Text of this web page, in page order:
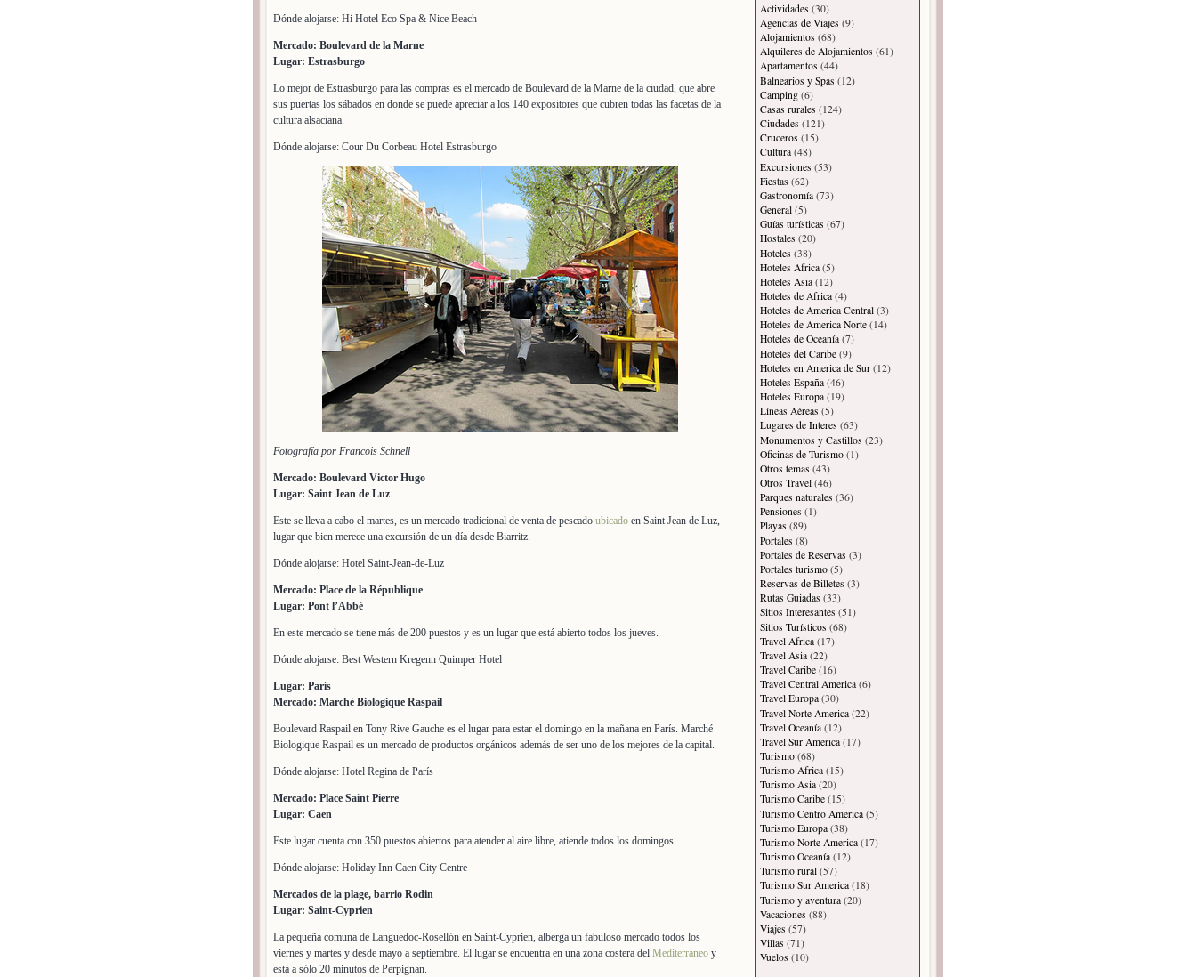
Dónde alojarse: Hi Hotel Eco Spa & Nice Beach
Mercado: Boulevard de la Marne
Lugar: Estrasburgo
Lo mejor de Estrasburgo para las compras es el mercado de Boulevard de la Marne de la ciudad, que abre
sus puertas los sábados en donde se puede apreciar a los 140 expositores que cubren todas las facetas de la
cultura alsaciana.
Dónde alojarse: Cour Du Corbeau Hotel Estrasburgo
Fotografía por Francois Schnell
Mercado: Boulevard Victor Hugo
Lugar: Saint Jean de Luz
Este se lleva a cabo el martes, es un mercado tradicional de venta de pescado ubicado en Saint Jean de Luz,
lugar que bien merece una excursión de un día desde Biarritz.
Dónde alojarse: Hotel Saint-Jean-de-Luz
Mercado: Place de la République
Lugar: Pont l’Abbé
En este mercado se tiene más de 200 puestos y es un lugar que está abierto todos los jueves.
Dónde alojarse: Best Western Kregenn Quimper Hotel
Lugar: París
Mercado: Marché Biologique Raspail
Boulevard Raspail en Tony Rive Gauche es el lugar para estar el domingo en la mañana en París. Marché
Biologique Raspail es un mercado de productos orgánicos además de ser uno de los mejores de la capital.
Dónde alojarse: Hotel Regina de París
Mercado: Place Saint Pierre
Lugar: Caen
Este lugar cuenta con 350 puestos abiertos para atender al aire libre, atiende todos los domingos.
Dónde alojarse: Holiday Inn Caen City Centre
Mercados de la plage, barrio Rodin
Lugar: Saint-Cyprien
La pequeña comuna de Languedoc-Rosellón en Saint-Cyprien, alberga un fabuloso mercado todos los
viernes y martes y desde mayo a septiembre. El lugar se encuentra en una zona costera del Mediterráneo y
está a sólo 20 minutos de Perpignan.
Actividades (30)
Agencias de Viajes (9)
Alojamientos (68)
Alquileres de Alojamientos (61)
Apartamentos (44)
Balnearios y Spas (12)
Camping (6)
Casas rurales (124)
Ciudades (121)
Cruceros (15)
Cultura (48)
Excursiones (53)
Fiestas (62)
Gastronomía (73)
General (5)
Guías turísticas (67)
Hostales (20)
Hoteles (38)
Hoteles Africa (5)
Hoteles Asia (12)
Hoteles de Africa (4)
Hoteles de America Central (3)
Hoteles de America Norte (14)
Hoteles de Oceanía (7)
Hoteles del Caribe (9)
Hoteles en America de Sur (12)
Hoteles España (46)
Hoteles Europa (19)
Líneas Aéreas (5)
Lugares de Interes (63)
Monumentos y Castillos (23)
Oficinas de Turismo (1)
Otros temas (43)
Otros Travel (46)
Parques naturales (36)
Pensiones (1)
Playas (89)
Portales (8)
Portales de Reservas (3)
Portales turismo (5)
Reservas de Billetes (3)
Rutas Guiadas (33)
Sitios Interesantes (51)
Sitios Turísticos (68)
Travel Africa (17)
Travel Asia (22)
Travel Caribe (16)
Travel Central America (6)
Travel Europa (30)
Travel Norte America (22)
Travel Oceanía (12)
Travel Sur America (17)
Turismo (68)
Turismo Africa (15)
Turismo Asia (20)
Turismo Caribe (15)
Turismo Centro America (5)
Turismo Europa (38)
Turismo Norte America (17)
Turismo Oceanía (12)
Turismo rural (57)
Turismo Sur America (18)
Turismo y aventura (20)
Vacaciones (88)
Viajes (57)
Villas (71)
Vuelos (10)